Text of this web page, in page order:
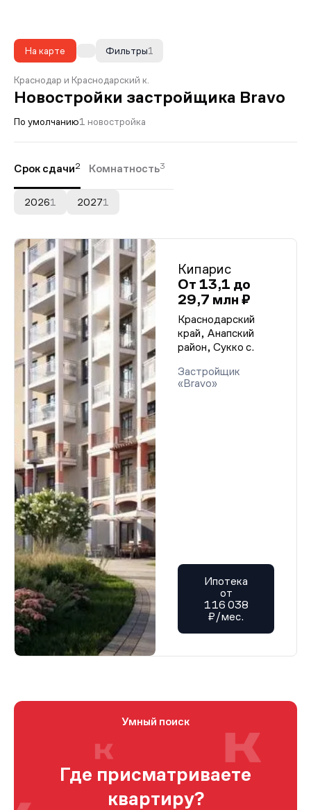
На карте 1
Фильтры
Краснодар и Краснодарский к.
Новостройки застройщика Bravo
По умолчанию1 новостройка
Срок сдачи2 Комнатность3
20261 20271
Кипарис
От 13,1 до
29,7 млн ₽
Краснодарский
край, Анапский
район, Сукко с.
Застройщик
«Bravo»
Ипотека
от
116 038
₽/мес.
Умный поиск
Где присматриваете
квартиру?